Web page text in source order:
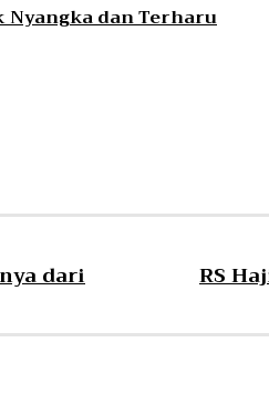
Nyangka dan Terharu
dari RS